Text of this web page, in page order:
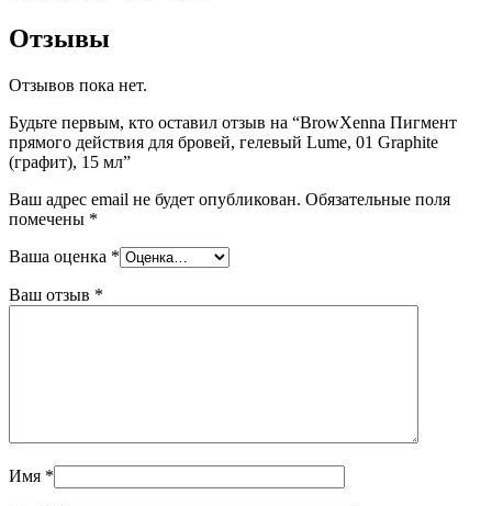
Отзывы
Отзывов пока нет.
Будьте первым, кто оставил отзыв на “BrowXenna Пигмент
прямого действия для бровей, гелевый Lume, 01 Graphite
(графит), 15 мл”
Ваш адрес email не будет опубликован. Обязательные поля
помечены *
Ваша оценка *
Ваш отзыв *
Имя *